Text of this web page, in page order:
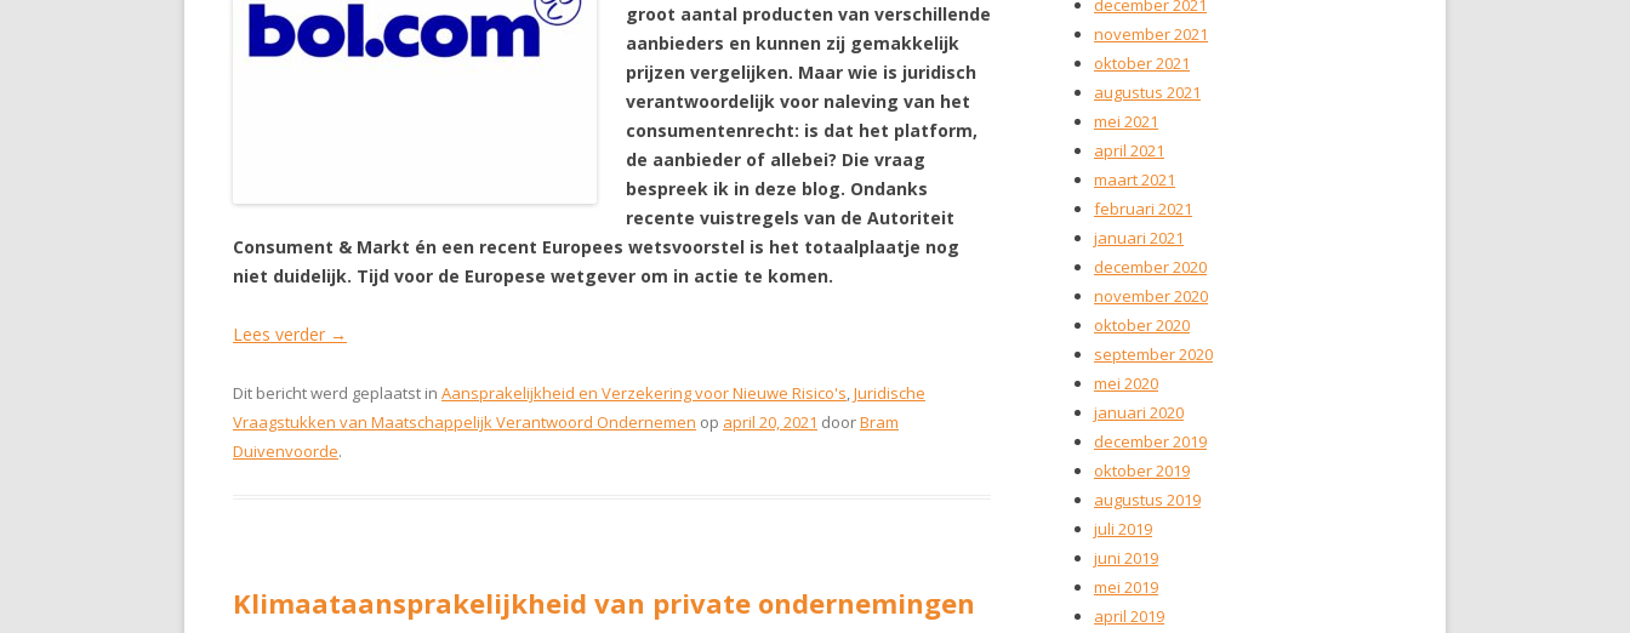
groot aantal producten van verschillende
aanbieders en kunnen zij gemakkelijk
prijzen vergelijken. Maar wie is juridisch
verantwoordelijk voor naleving van het
consumentenrecht: is dat het platform,
de aanbieder of allebei? Die vraag
bespreek ik in deze blog. Ondanks
recente vuistregels van de Autoriteit
Consument & Markt én een recent Europees wetsvoorstel is het totaalplaatje nog
niet duidelijk. Tijd voor de Europese wetgever om in actie te komen.
Lees verder →
Dit bericht werd geplaatst in Aansprakelijkheid en Verzekering voor Nieuwe Risico's,Juridische
Vraagstukken van Maatschappelijk Verantwoord Ondernemen op april 20, 2021 doorBram
Duivenvoorde.
Klimaataansprakelijkheid van private ondernemingen
december 2021
november 2021
oktober 2021
augustus 2021
mei 2021
april 2021
maart 2021
februari 2021
januari 2021
december 2020
november 2020
oktober 2020
september 2020
mei 2020
januari 2020
december 2019
oktober 2019
augustus 2019
juli 2019
juni 2019
mei 2019
april 2019